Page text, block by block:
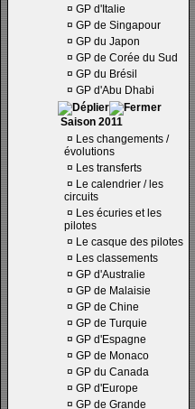
¤ GP d'Italie
¤ GP de Singapour
¤ GP du Japon
¤ GP de Corée du Sud
¤ GP du Brésil
¤ GP d'Abu Dhabi
Saison 2011
¤ Les changements /
évolutions
¤ Les transferts
¤ Le calendrier / les
circuits
¤ Les écuries et les
pilotes
¤ Le casque des pilotes
¤ Les classements
¤ GP d'Australie
¤ GP de Malaisie
¤ GP de Chine
¤ GP de Turquie
¤ GP d'Espagne
¤ GP de Monaco
¤ GP du Canada
¤ GP d'Europe
¤ GP de Grande